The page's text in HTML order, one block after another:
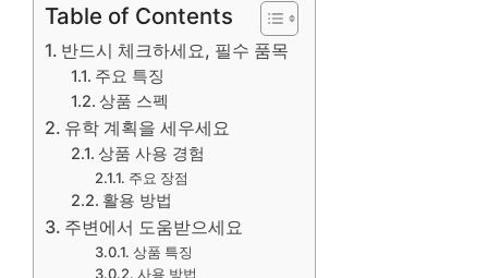
Table of Contents
반드시 체크하세요, 필수 품목
주요 특징
상품 스펙
유학 계획을 세우세요
상품 사용 경험
주요 장점
활용 방법
주변에서 도움받으세요
상품 특징
사용 방법